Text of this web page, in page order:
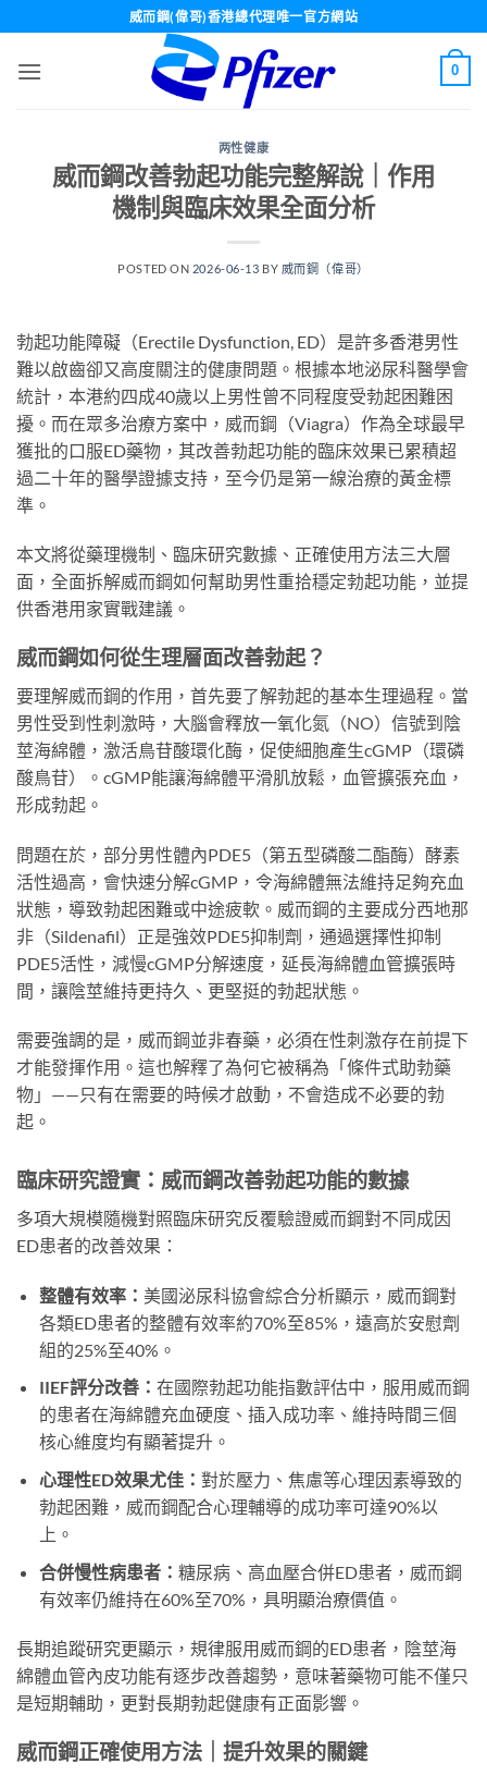
to
content
威而鋼(偉哥)香港總代理唯一官方網站
0
两性健康
威而鋼改善勃起功能完整解說｜作用
機制與臨床效果全面分析
POSTED ON 2026-06-13 BY 威而鋼（偉哥）
勃起功能障礙（Erectile Dysfunction, ED）是許多香港男性
難以啟齒卻又高度關注的健康問題。根據本地泌尿科醫學會
統計，本港約四成40歲以上男性曾不同程度受勃起困難困
擾。而在眾多治療方案中，威而鋼（Viagra）作為全球最早
獲批的口服ED藥物，其改善勃起功能的臨床效果已累積超
過二十年的醫學證據支持，至今仍是第一線治療的黃金標
準。
本文將從藥理機制、臨床研究數據、正確使用方法三大層
面，全面拆解威而鋼如何幫助男性重拾穩定勃起功能，並提
供香港用家實戰建議。
威而鋼如何從生理層面改善勃起？
要理解威而鋼的作用，首先要了解勃起的基本生理過程。當
男性受到性刺激時，大腦會釋放一氧化氮（NO）信號到陰
莖海綿體，激活鳥苷酸環化酶，促使細胞產生cGMP（環磷
酸鳥苷）。cGMP能讓海綿體平滑肌放鬆，血管擴張充血，
形成勃起。
問題在於，部分男性體內PDE5（第五型磷酸二酯酶）酵素
活性過高，會快速分解cGMP，令海綿體無法維持足夠充血
狀態，導致勃起困難或中途疲軟。威而鋼的主要成分西地那
非（Sildenafil）正是強效PDE5抑制劑，通過選擇性抑制
PDE5活性，減慢cGMP分解速度，延長海綿體血管擴張時
間，讓陰莖維持更持久、更堅挺的勃起狀態。
需要強調的是，威而鋼並非春藥，必須在性刺激存在前提下
才能發揮作用。這也解釋了為何它被稱為「條件式助勃藥
物」——只有在需要的時候才啟動，不會造成不必要的勃
起。
臨床研究證實：威而鋼改善勃起功能的數據
多項大規模隨機對照臨床研究反覆驗證威而鋼對不同成因
ED患者的改善效果：
整體有效率： 美國泌尿科協會綜合分析顯示，威而鋼對
各類ED患者的整體有效率約70%至85%，遠高於安慰劑
組的25%至40%。
IIEF評分改善： 在國際勃起功能指數評估中，服用威而鋼
的患者在海綿體充血硬度、插入成功率、維持時間三個
核心維度均有顯著提升。
心理性ED效果尤佳： 對於壓力、焦慮等心理因素導致的
勃起困難，威而鋼配合心理輔導的成功率可達90%以
上。
合併慢性病患者： 糖尿病、高血壓合併ED患者，威而鋼
有效率仍維持在60%至70%，具明顯治療價值。
長期追蹤研究更顯示，規律服用威而鋼的ED患者，陰莖海
綿體血管內皮功能有逐步改善趨勢，意味著藥物可能不僅只
是短期輔助，更對長期勃起健康有正面影響。
威而鋼正確使用方法｜提升效果的關鍵